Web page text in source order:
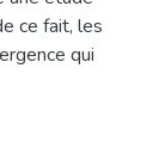
ce fait, les
qui